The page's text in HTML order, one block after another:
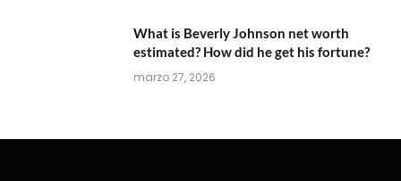
What is Beverly Johnson net worth
estimated? How did he get his fortune?
marzo 27, 2026